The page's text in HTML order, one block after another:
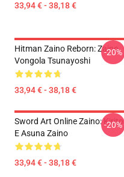
33,94 € - 38,18 €
Hitman Zaino Reborn: Zaino
Vongola Tsunayoshi
33,94 € - 38,18 €
-20%
Sword Art Online Zaino: Kirito
E Asuna Zaino
33,94 € - 38,18 €
-20%